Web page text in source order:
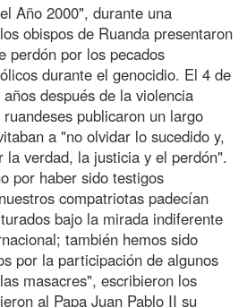
Año 2000", durante una
obispos de Ruanda presentaron
perdón por los pecados
durante el genocidio. El 4 de
después de la violencia
publicaron un largo
a "no olvidar lo sucedido y,
verdad, la justicia y el perdón".
por haber sido testigos
compatriotas padecían
bajo la mirada indiferente
también hemos sido
por la participación de algunos
masacres", escribieron los
al Papa Juan Pablo II su